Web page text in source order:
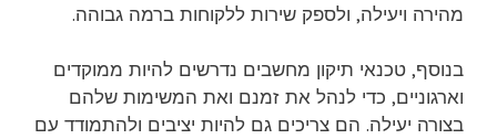
מהירה ויעילה, ולספק שירות ללקוחות ברמה גבוהה.
בנוסף, טכנאי תיקון מחשבים נדרשים להיות ממוקדים
וארגוניים, כדי לנהל את זמנם ואת המשימות שלהם
בצורה יעילה. הם צריכים גם להיות יציבים ולהתמודד עם